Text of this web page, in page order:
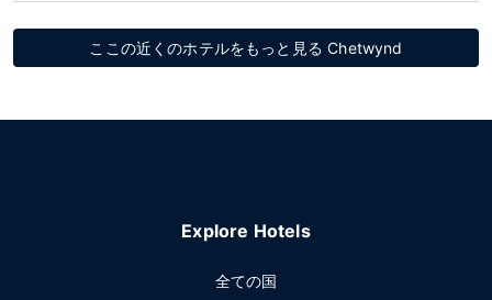
ここの近くのホテルをもっと見る Chetwynd
Explore Hotels
全ての国